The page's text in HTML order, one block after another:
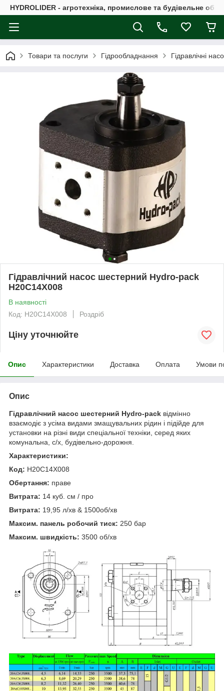
HYDROLIDER - агротехніка, промислове та будівельне
Товари та послуги Гідрообладнання Гідравлічні
Гідравлічний насос шестерний Hydro-pack
H20C14X008
В наявності
Код: H20C14X008
Роздріб
Ціну уточнюйте
Опис Характеристики Доставка Оплата Умови
Опис
Гідравлічний насос шестерний Hydro-pack відмінно
взаємодіє з усіма видами змащувальних рідин і підійде для
установки на різні види спеціальної техніки, серед яких
комунальна, с/х, будівельно-дорожня.
Характеристики:
Код: H20C14X008
Обертання: праве
Витрата: 14 куб. см / про
Витрата: 19,95 л/хв & 1500об/хв
Максим. панель робочий тиск: 250 бар
Максим. швидкість: 3500 об/хв